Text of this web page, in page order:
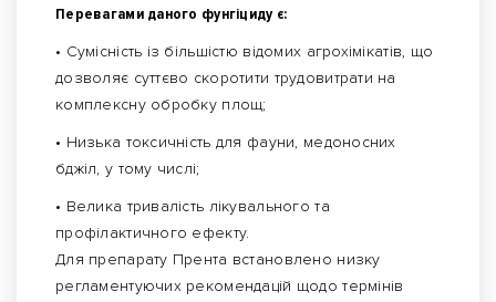
Перевагами даного фунгіциду є:
• Сумісність із більшістю відомих агрохімікатів, що
дозволяє суттєво скоротити трудовитрати на
комплексну обробку площ;
• Низька токсичність для фауни, медоносних
бджіл, у тому числі;
• Велика тривалість лікувального та
профілактичного ефекту.
Для препарату Прента встановлено низку
регламентуючих рекомендацій щодо термінів